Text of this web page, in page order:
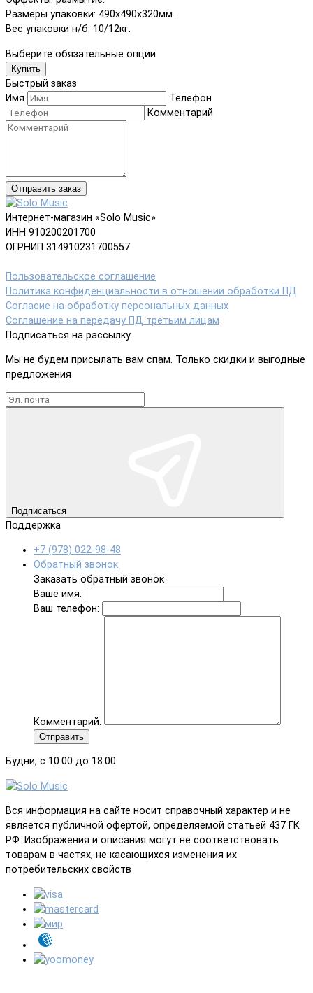
Размеры упаковки: 490х490х320мм.
Вес упаковки н/б: 10/12кг.
Выберите обязательные опции
Купить
Быстрый заказ
Имя
Телефон
Комментарий
Отправить заказ
Интернет-магазин «Solo Music»
ИНН 910200201700
ОГРНИП 314910231700557
Пользовательское соглашение
Политика конфиденциальности в отношении обработки ПД
Согласие на обработку персональных данных
Соглашение на передачу ПД третьим лицам
Подписаться на рассылку
Мы не будем присылать вам спам. Только скидки и выгодные
предложения
Подписаться
Поддержка
+7 (978) 022-98-48
Обратный звонок
Заказать обратный звонок
Ваше имя:
Ваш телефон:
Комментарий:
Отправить
Будни, с 10.00 до 18.00
Вся информация на сайте носит справочный характер и не
является публичной офертой, определяемой статьей 437 ГК
РФ. Изображения и описания могут не соответствовать
товарам в частях, не касающихся изменения их
потребительских свойств